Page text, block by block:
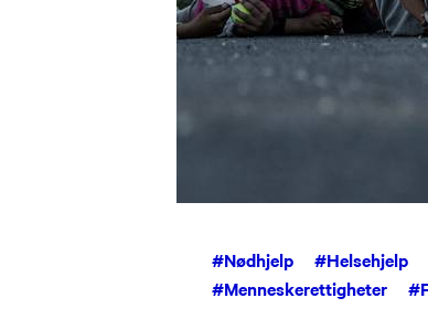
#Nødhjelp #Helsehjelp
#Menneskerettigheter #